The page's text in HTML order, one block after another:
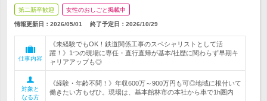
第二新卒歓迎 女性のおしごと掲載中
情報更新日：2026/05/01 終了予定日： 2026/10/29
仕事内容
《未経験でもOK！鉄道関係工事のスペシャリストとして活
躍！》1つの現場に専任・直行直帰が基本/社歴に関わらず早期キ
ャリアアップも◎
対象と
なる方
《経験・年齢不問！》年収600万～900万円も可◎地域に根付いて
働きたい方もぜひ。現場は、基本館林市の本社から車で1h圏内